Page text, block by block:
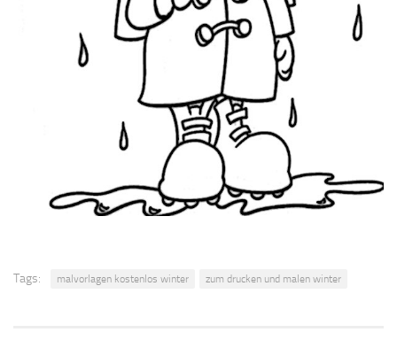
Tags: malvorlagen kostenlos winter zum drucken und malen winter